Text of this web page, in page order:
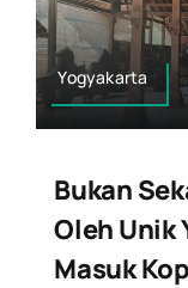
Yogyakarta
Bukan
Oleh Unik
Masuk